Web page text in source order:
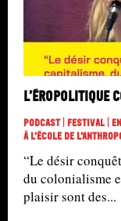
L’éropolitique
Podcast | Festival |
À L'école De
“Le désir
du colonialisme et du
plaisir sont des...